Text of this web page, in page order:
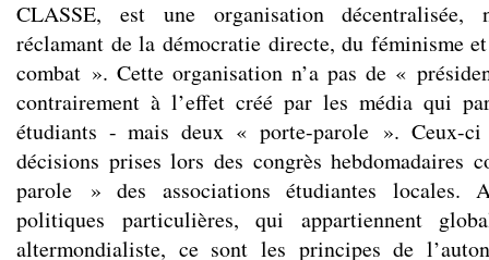
CLASSE, est une organisation décentralisée,
réclamant de la démocratie directe, du féminisme
combat ». Cette organisation n’a pas de «
contrairement à l’effet créé par les média qui
étudiants - mais deux « porte-parole ». Ceux-
décisions prises lors des congrès hebdomadaires
parole » des associations étudiantes locales.
politiques particulières, qui appartiennent
altermondialiste, ce sont les principes de